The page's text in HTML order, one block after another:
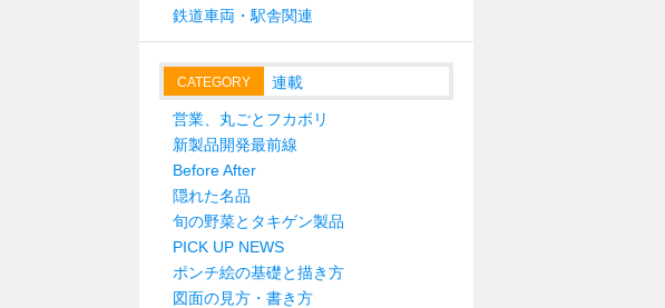
鉄道車両・駅舎関連
CATEGORY 連載
営業、丸ごとフカボリ
新製品開発最前線
Before After
隠れた名品
旬の野菜とタキゲン製品
PICK UP NEWS
ポンチ絵の基礎と描き方
図面の見方・書き方